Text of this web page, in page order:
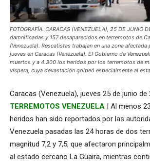
FOTOGRAFÍA. CARACAS (VENEZUELA), 25 DE JUNIO
damnificadas y 157 desaparecidos en terremotos de
(Venezuela). Rescatistas trabajan en una zona
jueves en Caracas (Venezuela). El Gobierno de
muertos y a 4.300 los heridos por los terremotos de
víspera, cuya devastación golpeó especialmente al
Caracas (Venezuela), jueves 25 de junio de
TERREMOTOS VENEZUELA | Al menos
heridos han sido reportados por las
Venezuela pasadas las 24 horas de dos
magnitud 7,2 y 7,5, que afectaron
al estado cercano La Guaira, mientras